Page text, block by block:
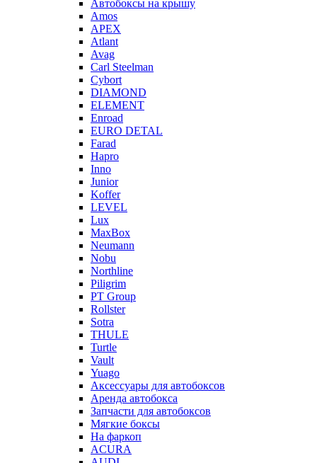
Автобоксы на крышу
Amos
APEX
Atlant
Avag
Carl Steelman
Cybort
DIAMOND
ELEMENT
Enroad
EURO DETAL
Farad
Hapro
Inno
Junior
Koffer
LEVEL
Lux
MaxBox
Neumann
Nobu
Northline
Piligrim
PT Group
Rollster
Sotra
THULE
Turtle
Vault
Yuago
Аксессуары для автобоксов
Аренда автобокса
Запчасти для автобоксов
Мягкие боксы
На фаркоп
ACURA